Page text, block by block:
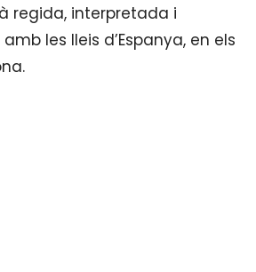
regida, interpretada i
les lleis d’Espanya, en els